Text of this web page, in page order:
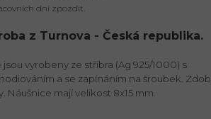
dní zpozdit.
z Turnova - Česká republika.
vyrobeny ze stříbra (Ag 925/1000) s
a se zapínáním na šroubek.
Náušnice mají velikost 8x15 mm.